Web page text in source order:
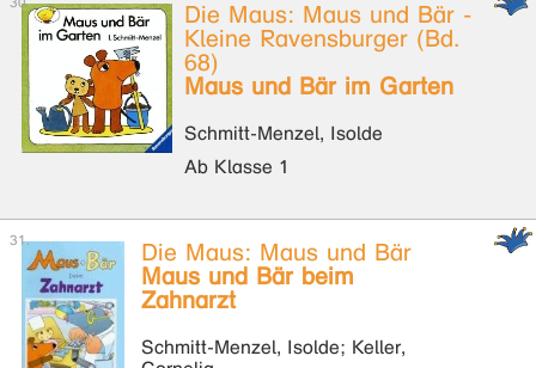
Die Maus: Maus und Bär -
Kleine Ravensburger (Bd.
68)
Maus und Bär im Garten
Schmitt-Menzel, Isolde
Ab Klasse 1
Die Maus: Maus und Bär
Maus und Bär beim
Zahnarzt
Schmitt-Menzel, Isolde; Keller,